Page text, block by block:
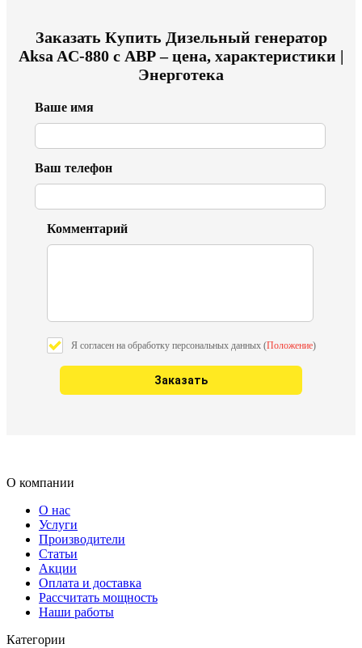
Заказать Купить Дизельный генератор
Aksa AC-880 с АВР – цена, характеристики |
Энерготека
Ваше имя
Ваш телефон
Комментарий
Я согласен на обработку персональных данных (Положение)
О компании
О нас
Услуги
Производители
Статьи
Акции
Оплата и доставка
Рассчитать мощность
Наши работы
Категории